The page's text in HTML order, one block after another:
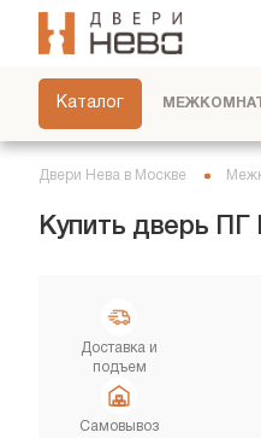
Каталог
СКРЫТЫЕ ДВЕРИ
ДЕКОРАТИВНЫЕ РЕЙКИ
СЕРВИС
Двери Нева в Москве
Купить дверь
Доставка и
подъем
Самовывоз